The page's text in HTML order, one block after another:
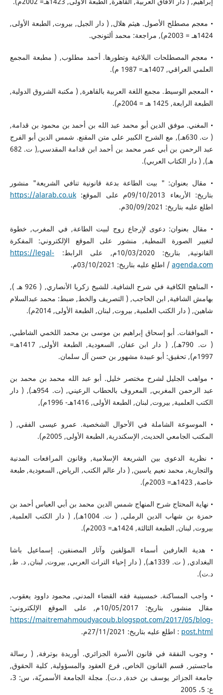
• معجم مصطلح الأصول. هيثم هلال, ( دار الجيل, بيروت, الطبعة الأولى,
1424هـ = 2003م), مراجعة: محمد ألتونجي.
• معجم المصطلحات البلاغية وتطورها. أحمد مطلوب, ( مطبعة المجمع
العلمي العراقي, 1407هـ= 1987 م).
• المعجم الوسيط. مجمع اللغة العربية بالقاهرة, ( مكتبة الشروق الدولية,
الطبعة الرابعة, 1425 هـ = 2004م).
• المغني. موفق الدين أبو محمد عبد الله بن أحمد بن محمود بن قدامة,
( ت. 630هـ), مع الشرح الكبير على متن المقنع. شمس الدين أبو الفرج
عبد الرحمن بن أبي عمر محمد بن أحمد ابن قدامة المقدسي,( ت. 682
هـ), ( دار الكتاب العربي).
• مقال بعنوان: " بيت الطاعة بدعة قانونية تنافي الشريعة" منشور
بتاريخ: الأربعاء 09/10/2013م على الموقع:
https://alarab.co.uk
اطلع عليه بتاريخ: 30/09/2021م.
• مقال بعنوان: دعوى لإرجاع زوج لبيت الطاعة, في المغرب, خطوة
لتغيير الصورة النمطية, منشور على الموقع الإلكتروني: المفكرة
القانونية, بتاريخ: 10/03/2020م, على الرابط:
https://legal-
agenda.com/ اطلع عليه بتاريخ: 03/10/2021م.
• المناهج الكافية في شرح الشافية. للشيخ زكريا الأنصاري, ( 926 هـ ),
بهامش الشافية, ابن الحاجب, ( التصريف والخط, ضبط: محمد عبدالسلام
شاهين, ( دار الكتب العلمية, بيروت, لبنان, الطبعة الأولى, 2014م).
• الموافقات. أبو إسحاق إبراهيم بن موسى بن محمد اللخمي الشاطبي,
( ت. 790هـ), ( دار ابن عفان, السعودية, الطبعة الأولى, 1417هـ=
1997م), تحقيق: أبو عبيدة مشهور بن حسن آل سلمان.
• مواهب الجليل لشرح مختصر خليل. أبو عبد الله محمد بن محمد بن
عبد الرحمن المغربي, المعروف بالحطاب الرعيني, (ت. 954هـ), ( دار
الكتب العلمية, بيروت, لبنان, الطبعة الأولى, 1416هـ- 1996م),
• الموسوعة الشاملة في الأحوال الشخصية. عمرو عيسى الفقي, (
المكتب الجامعي الحديث, الإسكندرية, الطبعة الأولى, 2005م).
• نظرية الدعوى بين الشريعة الإسلامية, وقانون المرافعات المدنية
والتجارية, محمد نعيم ياسين, ( دار عالم الكتب, الرياض, السعودية, طبعة
خاصة, 1423هـ= 2003م).
• نهاية المحتاج شرح المنهاج شمس الدين محمد بن أبي العباس أحمد بن
حمزة بن شهاب الدين الرملي, ( ت. 1004هـ), ( دار الكتب العلمية,
بيروت, لبنان, الطبعة الثالثة, 1424هـ= 2003م).
• هدية العارفين أسماء المؤلفين وآثار المصنفين. إسماعيل باشا
البغدادي, ( ت. 1339هـ), ( دار إحياء التراث العربي, بيروت, لبنان, د. ط,
د.ت).
• واجب المساكنة. خمسينية فقه القضاء المدني, محمود داوود يعقوب,
مقال منشور, بتاريخ: 10/05/2017م, على الموقع الإلكتروني:
https://maitremahmoudyacoub.blogspot.com/2017/05/blog-
post.html : اطلع عليه بتاريخ: 27/11/2021م.
• وجوب النفقة في قانون الأسرة الجزائري. أوريدة بوترفة, ( رسالة
ماجستير, قسم القانون الخاص, فرع العقود والمسؤولية, كلية الحقوق,
جامعة الجزائر يوسف بن خدة, د.ت). مجلة الجامعة الأسمريّة، س: 3،
ع: 5، 2005